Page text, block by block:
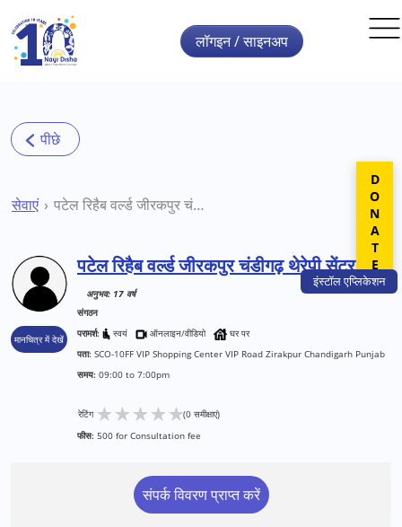
Skip to main content
इंस्टॉलएप्लिकेशन
लॉगइन / साइनअप
सेवाएं पटेल रिहैब वर्ल्ड जीरकपुर चंडीगढ़ थेरेपी सेंटर
मानचित्र में देखें
पटेल रिहैब वर्ल्ड जीरकपुर चंडीगढ़ थेरेपी सेंटर
अनुभव: 17 वर्ष
संगठन
परामर्श:
स्वयं ऑनलाइन/वीडियो
घर पर
पता: SCO-10FF VIP Shopping Center VIP Road Zirakpur Chandigarh Punjab
समय: 09:00 to 7:00pm
रेटिंग ★★★★★(0 समीक्षाएं)
फीस: 500 for Consultation fee
संपर्क विवरण प्राप्त करें
DONATE